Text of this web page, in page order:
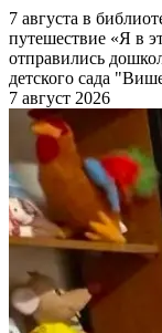
7 августа в
путешествие «Я в
отправились
детского сада
7 август 2026